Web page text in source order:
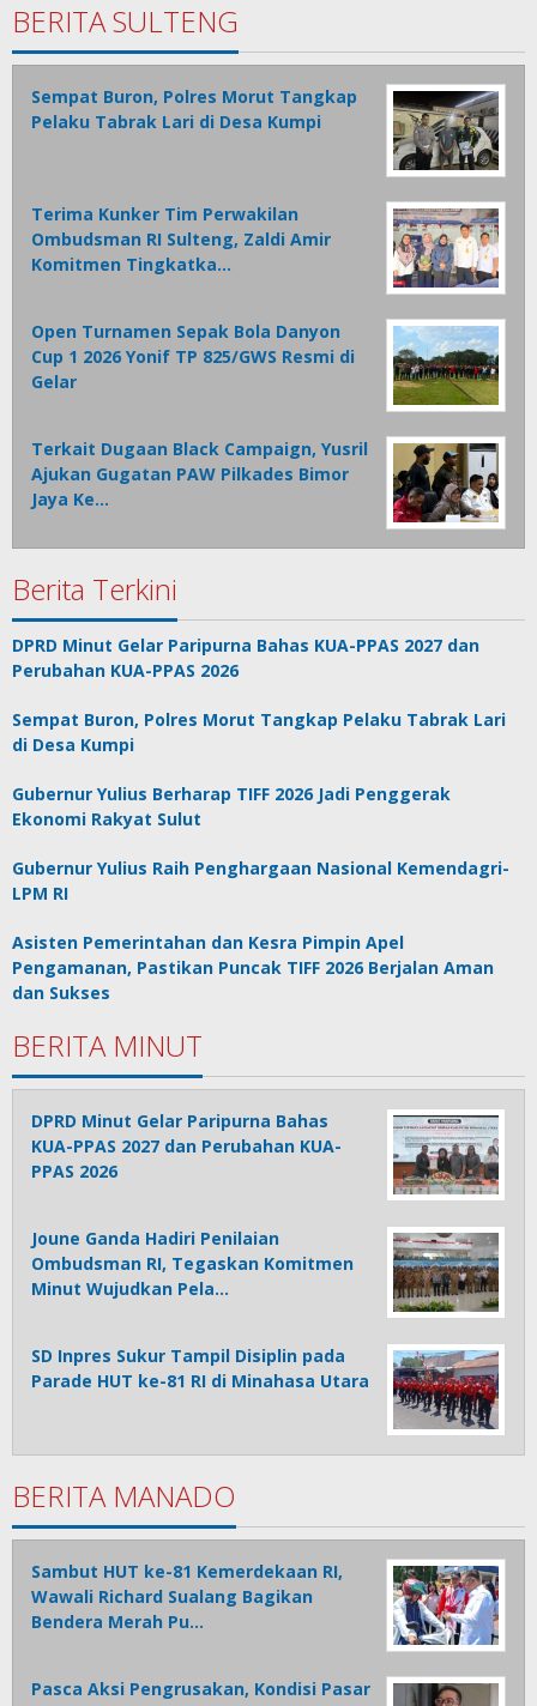
BERITA SULTENG
Sempat Buron, Polres Morut Tangkap
Pelaku Tabrak Lari di Desa Kumpi
Terima Kunker Tim Perwakilan
Ombudsman RI Sulteng, Zaldi Amir
Komitmen Tingkatka…
Open Turnamen Sepak Bola Danyon
Cup 1 2026 Yonif TP 825/GWS Resmi di
Gelar
Terkait Dugaan Black Campaign, Yusril
Ajukan Gugatan PAW Pilkades Bimor
Jaya Ke…
Berita Terkini
DPRD Minut Gelar Paripurna Bahas KUA-PPAS 2027 dan
Perubahan KUA-PPAS 2026
Sempat Buron, Polres Morut Tangkap Pelaku Tabrak Lari
di Desa Kumpi
Gubernur Yulius Berharap TIFF 2026 Jadi Penggerak
Ekonomi Rakyat Sulut
Gubernur Yulius Raih Penghargaan Nasional Kemendagri-
LPM RI
Asisten Pemerintahan dan Kesra Pimpin Apel
Pengamanan, Pastikan Puncak TIFF 2026 Berjalan Aman
dan Sukses
BERITA MINUT
DPRD Minut Gelar Paripurna Bahas
KUA-PPAS 2027 dan Perubahan KUA-
PPAS 2026
Joune Ganda Hadiri Penilaian
Ombudsman RI, Tegaskan Komitmen
Minut Wujudkan Pela…
SD Inpres Sukur Tampil Disiplin pada
Parade HUT ke-81 RI di Minahasa Utara
BERITA MANADO
Sambut HUT ke-81 Kemerdekaan RI,
Wawali Richard Sualang Bagikan
Bendera Merah Pu…
Pasca Aksi Pengrusakan, Kondisi Pasar